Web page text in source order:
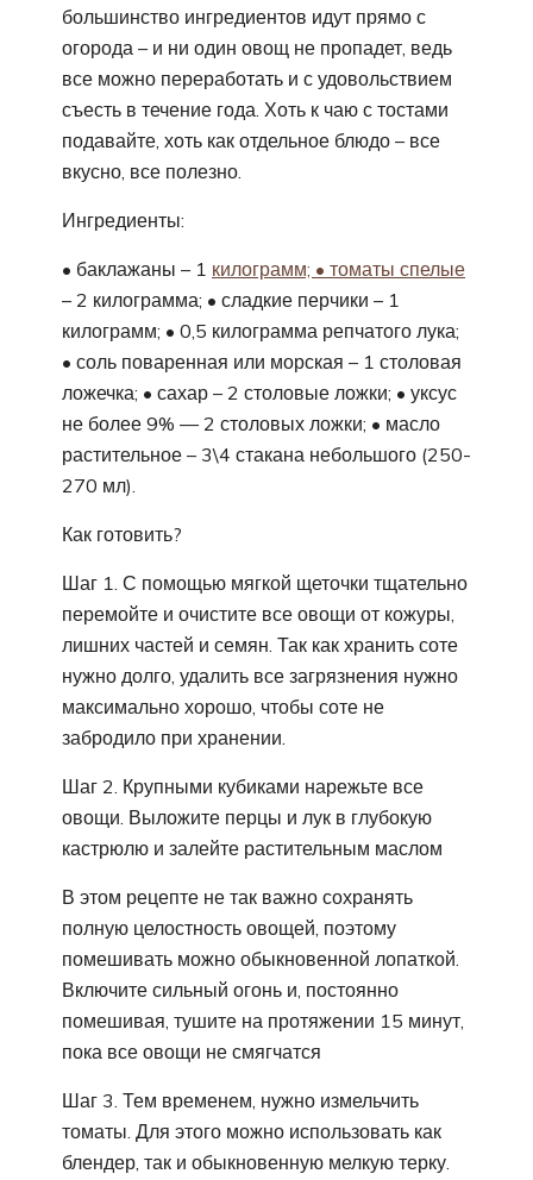
большинство ингредиентов идут прямо с
огорода – и ни один овощ не пропадет, ведь
все можно переработать и с удовольствием
съесть в течение года. Хоть к чаю с тостами
подавайте, хоть как отдельное блюдо – все
вкусно, все полезно.
Ингредиенты:
• баклажаны – 1 килограмм; • томаты спелые
– 2 килограмма; • сладкие перчики – 1
килограмм; • 0,5 килограмма репчатого лука;
• соль поваренная или морская – 1 столовая
ложечка; • сахар – 2 столовые ложки; • уксус
не более 9% — 2 столовых ложки; • масло
растительное – 3\4 стакана небольшого (250-
270 мл).
Как готовить?
Шаг 1. С помощью мягкой щеточки тщательно
перемойте и очистите все овощи от кожуры,
лишних частей и семян. Так как хранить соте
нужно долго, удалить все загрязнения нужно
максимально хорошо, чтобы соте не
забродило при хранении.
Шаг 2. Крупными кубиками нарежьте все
овощи. Выложите перцы и лук в глубокую
кастрюлю и залейте растительным маслом
В этом рецепте не так важно сохранять
полную целостность овощей, поэтому
помешивать можно обыкновенной лопаткой.
Включите сильный огонь и, постоянно
помешивая, тушите на протяжении 15 минут,
пока все овощи не смягчатся
Шаг 3. Тем временем, нужно измельчить
томаты. Для этого можно использовать как
блендер, так и обыкновенную мелкую терку.